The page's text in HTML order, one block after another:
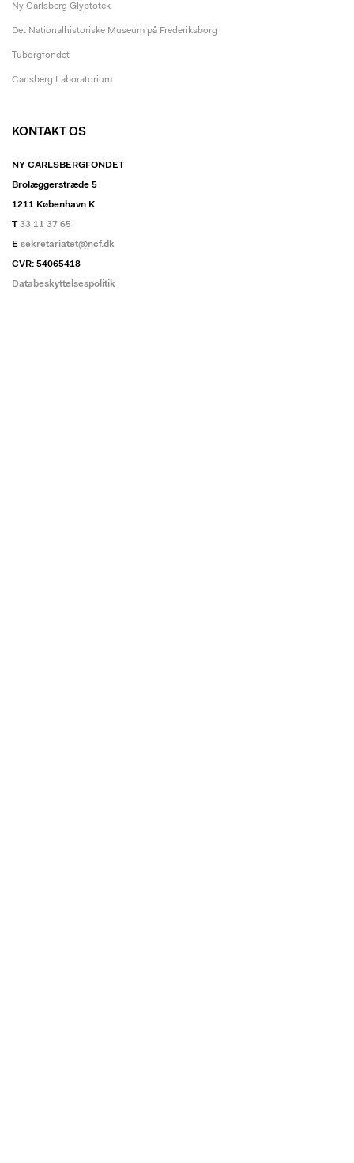
Ny Carlsberg Glyptotek
Det Nationalhistoriske Museum på Frederiksborg
Tuborgfondet
Carlsberg Laboratorium
KONTAKT OS
NY CARLSBERGFONDET
Brolæggerstræde 5
1211 København K
T33 11 37 65
E sekretariatet@ncf.dk
CVR: 54065418
Databeskyttelsespolitik